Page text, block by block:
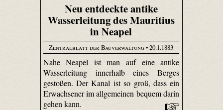
Neu entdeckte antike
Wasserleitung des Mauritius
in Neapel
Zentralblatt der Bauverwaltung• 20.1.1883
Nahe Neapel ist man auf eine antike
Wasserleitung innerhalb eines Berges
gestoßen. Der Kanal ist so groß, dass ein
Erwachsener im allgemeinen bequem darin
gehen kann.